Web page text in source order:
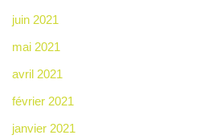
juin 2021
mai 2021
avril 2021
février 2021
janvier 2021